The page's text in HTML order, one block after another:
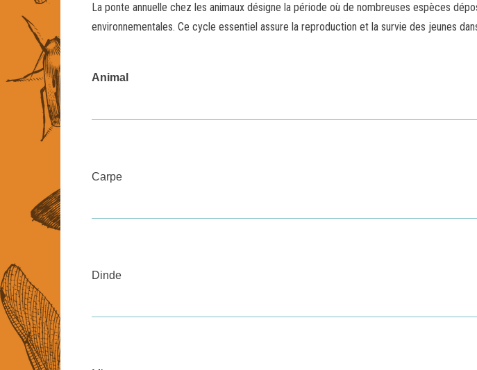
La ponte annuelle chez les animaux désigne la période où de nombreuses espèces
environnementales. Ce cycle essentiel assure la reproduction et la survie des jeunes
Animal
Carpe
Dinde